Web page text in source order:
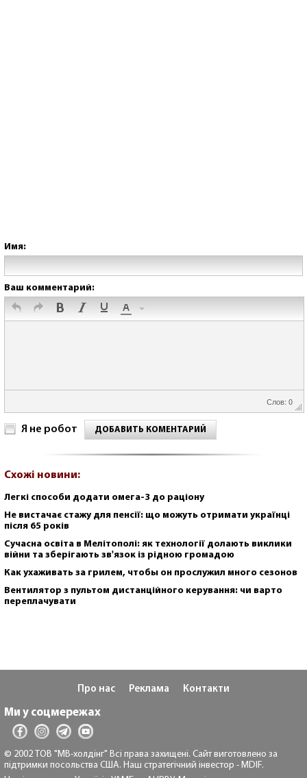
Имя:
Ваш комментарий:
Слов: 0
Я не робот ДОБАВИТЬ КОМЕНТАРИЙ
Схожі новини:
Легкі способи додати омега-3 до раціону
Не вистачає стажу для пенсії: що можуть отримати українці
після 65 років
Сучасна освіта в Мелітополі: як технології долають виклики
війни та зберігають зв'язок із рідною громадою
Как ухаживать за грилем, чтобы он прослужил много сезонов
Вентилятор з пультом дистанційного керування: чи варто
переплачувати
Про нас Реклама Контакти
Ми у соцмережах
© 2002 ТОВ "МВ-холдінг" Всі права захищені. Сайт виготовлено за
підтримки посольства США. Наш стратегічний інвестор - MDIF.